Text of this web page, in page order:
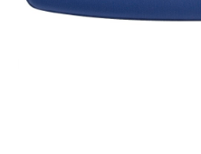
メーカー希望小売価格：